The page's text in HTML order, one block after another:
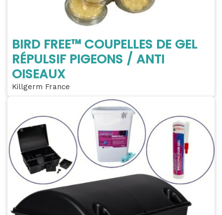
BIRD FREE™ COUPELLES DE GEL
RÉPULSIF PIGEONS / ANTI
OISEAUX
Killgerm France